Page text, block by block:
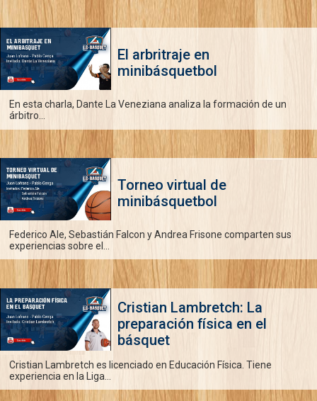
El arbritraje en
minibásquetbol
En esta charla, Dante La Veneziana analiza la formación de un
árbitro...
Torneo virtual de
minibásquetbol
Federico Ale, Sebastián Falcon y Andrea Frisone comparten sus
experiencias sobre el...
Cristian Lambretch: La
preparación física en el
básquet
Cristian Lambretch es licenciado en Educación Física. Tiene
experiencia en la Liga...